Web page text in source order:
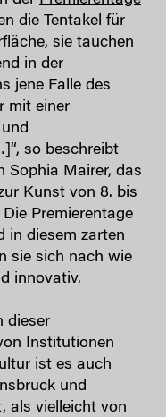
die Tentakel für
sie tauchen
in der
jene Falle des
mit einer
so beschreibt
Sophia Mairer, das
Kunst von 8. bis
Premierentage
in diesem zarten
sie sich nach wie
innovativ.
dieser
Institutionen
ist es auch
und
als vielleicht von